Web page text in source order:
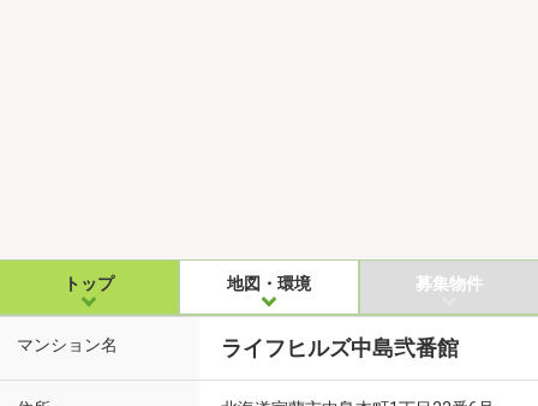
トップ 地図・環境 募集物件
マンション名 ライフヒルズ中島弐番館